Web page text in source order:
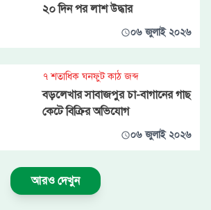
২০ দিন পর লাশ উদ্ধার
০৬ জুলাই ২০২৬
৭ শতাধিক ঘনফুট কাঠ জব্দ
বড়লেখার সাবাজপুর চা-বাগানের গাছ
কেটে বিক্রির অভিযোগ
০৬ জুলাই ২০২৬
আরও দেখুন